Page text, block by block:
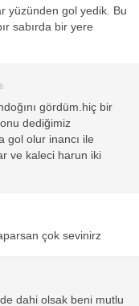
yüzünden gol yedik. Bu
sabırda bir yere
gördüm.hiç bir
dediğimiz
gol olur inancı ile
ve kaleci harun iki
çok sevinirz
dahi olsak beni mutlu